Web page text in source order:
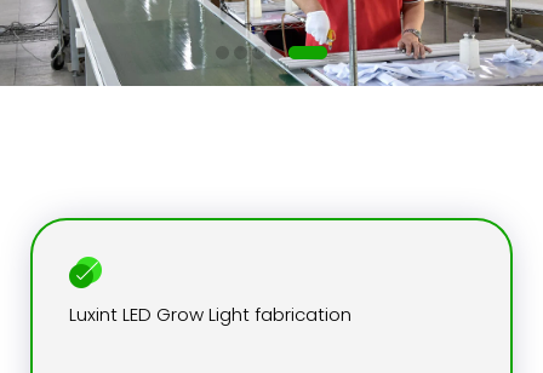
Luxint LED Grow Light fabrication